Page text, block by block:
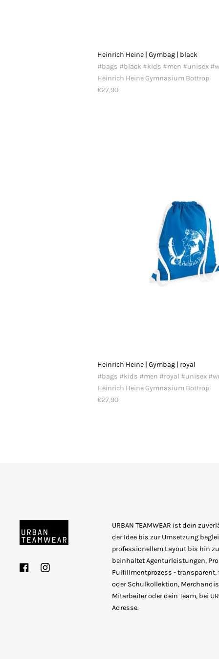
Heinrich Heine | Gymbag | black
#bags #black #kids #men #unisex
Heinrich Heine Gymnasium Bottrop
€27,90
Heinrich Heine | Gymbag | royal
#bags #kids #men #royal #unisex
Heinrich Heine Gymnasium Bottrop
€27,90
FacebookInstagram
URBAN TEAMWEAR ist dein
der Idee bis zur Umsetzung
professionellem Layout bis hin
beinhaltet Agenturleistungen,
Fulfillmentprozess - transparent,
oder Schulkollektion,
Mitarbeiter oder dein Team, bei
Adresse.